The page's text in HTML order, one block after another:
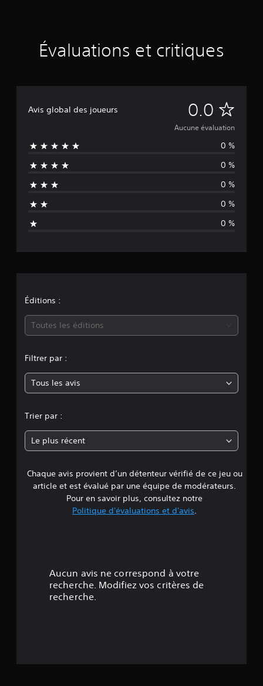
Évaluations et critiques
Avis global des joueurs 0.0 A
u
c
u
n
e
t
i
n
Aucune évaluation
0 %
0 %
0 %
0 %
0 %
Éditions :
Toutes les éditions
Filtrer par :
Tous les avis
Trier par :
Le plus récent
Chaque avis provient d’un détenteur vérifié de ce jeu ou
article et est évalué par une équipe de modérateurs.
Pour en savoir plus, consultez notre
Politique d'évaluations et d'avis.
Aucun avis ne correspond à votre
recherche. Modifiez vos critères de
recherche.